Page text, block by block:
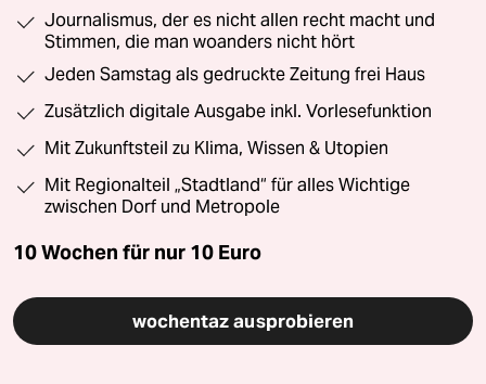
Journalismus, der es nicht allen recht macht und
Stimmen, die man woanders nicht hört
Jeden Samstag als gedruckte Zeitung frei Haus
Zusätzlich digitale Ausgabe inkl. Vorlesefunktion
Mit Zukunftsteil zu Klima, Wissen & Utopien
Mit Regionalteil „Stadtland“ für alles Wichtige
zwischen Dorf und Metropole
10 Wochen für nur 10 Euro
wochentaz ausprobieren